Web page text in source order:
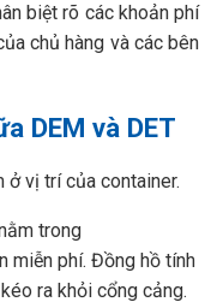
biệt rõ các khoản phí
chủ hàng và các bên
DEM và DET
ở vị trí của container.
trong
miễn phí. Đồng hồ tính
ra khỏi cổng cảng.